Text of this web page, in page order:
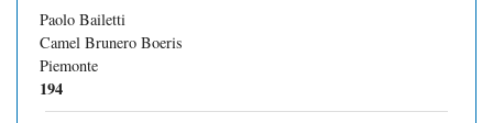
Paolo Bailetti
Camel Brunero Boeris
Piemonte
194